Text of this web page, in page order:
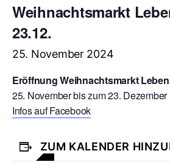
Weihnachtsmarkt
23.12.
25. November 2024
Eröffnung Weihnachtsmarkt
25. November bis zum 23. Dezember
Infos auf Facebook
ZUM KALENDER